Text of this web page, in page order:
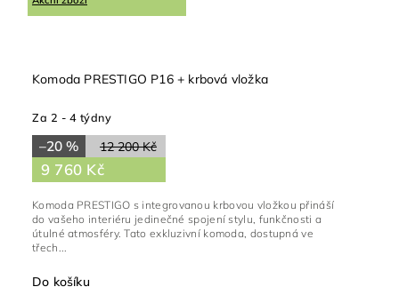
Komoda PRESTIGO P16 + krbová vložka
Za 2 - 4 týdny
12 200 Kč
–20 %
9 760 Kč
Do košíku
Komoda PRESTIGO s integrovanou krbovou vložkou přináší
do vašeho interiéru jedinečné spojení stylu, funkčnosti a
útulné atmosféry. Tato exkluzivní komoda, dostupná ve
třech...